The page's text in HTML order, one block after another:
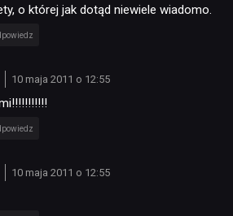
o której jak dotąd niewiele wiadomo.
10 maja 2011 o 12:55
10 maja 2011 o 12:55